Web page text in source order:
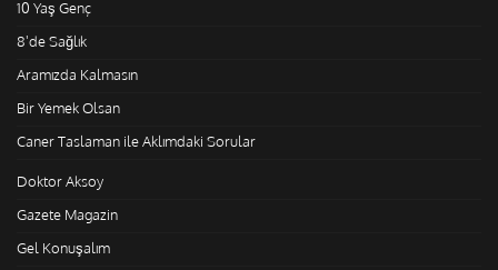
10 Yaş Genç
8'de Sağlık
Aramızda Kalmasın
Bir Yemek Olsan
Caner Taslaman ile Aklımdaki Sorular
Doktor Aksoy
Gazete Magazin
Gel Konuşalım